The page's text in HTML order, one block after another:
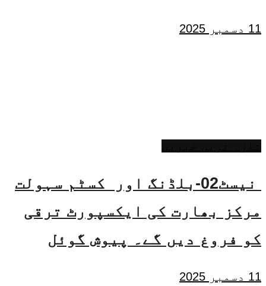
11 دسمبر 2025
نیسٹ02-بلڈنگ اور کسٹم سہولت
مرکز بھارت کی ایکسپورٹ ترقی
کو فروغ دیں گے۔ پیوش گوئل
11 دسمبر 2025